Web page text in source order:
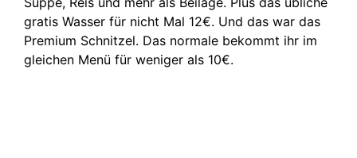
gratis Wasser für nicht Mal 12€. Und das war das
Premium Schnitzel. Das normale bekommt ihr im
gleichen Menü für weniger als 10€.